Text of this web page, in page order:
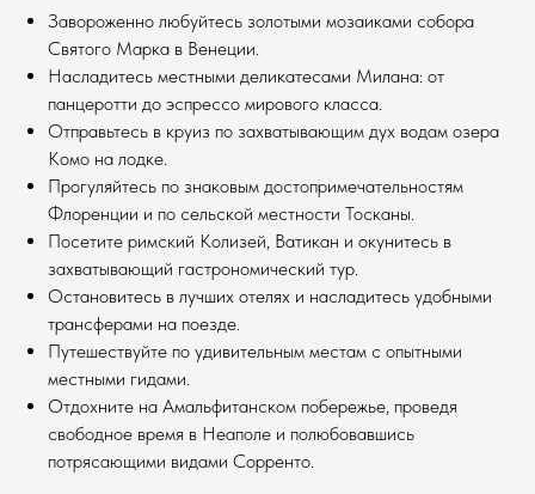
Завороженно любуйтесь золотыми мозаиками собора
Святого Марка в Венеции.
Насладитесь местными деликатесами Милана: от
панцеротти до эспрессо мирового класса.
Отправьтесь в круиз по захватывающим дух водам озера
Комо на лодке.
Прогуляйтесь по знаковым достопримечательностям
Флоренции и по сельской местности Тосканы.
Посетите римский Колизей, Ватикан и окунитесь в
захватывающий гастрономический тур.
Остановитесь в лучших отелях и насладитесь удобными
трансферами на поезде.
Путешествуйте по удивительным местам с опытными
местными гидами.
Отдохните на Амальфитанском побережье, проведя
свободное время в Неаполе и полюбовавшись
потрясающими видами Сорренто.